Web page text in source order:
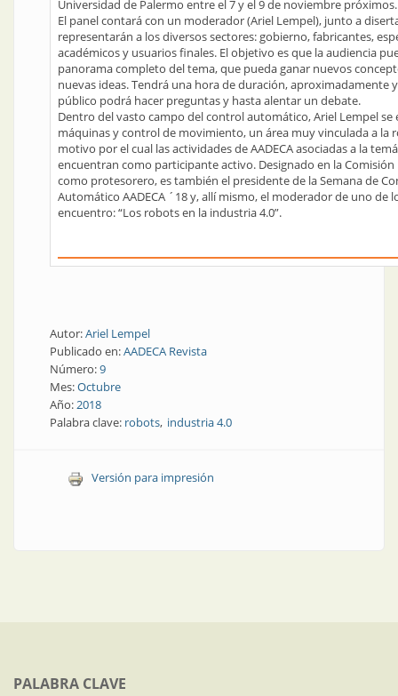
Universidad de Palermo entre el 7 y el 9 de noviembre próximos.
El panel contará con un moderador (Ariel Lempel), junto a
representarán a los diversos sectores: gobierno, fabricantes,
académicos y usuarios finales. El objetivo es que la audiencia
panorama completo del tema, que pueda ganar nuevos
nuevas ideas. Tendrá una hora de duración, aproximadamente
público podrá hacer preguntas y hasta alentar un debate.
Dentro del vasto campo del control automático, Ariel Lempel se
máquinas y control de movimiento, un área muy vinculada a la
motivo por el cual las actividades de AADECA asociadas a la
encuentran como participante activo. Designado en la Comisión
como protesorero, es también el presidente de la Semana de
Automático AADECA ´18 y, allí mismo, el moderador de uno de
encuentro: “Los robots en la industria 4.0”.
Autor:Ariel Lempel
Publicado en:AADECA Revista
Número:9
Mes:Octubre
Año:2018
Palabra clave: robots industria 4.0
Versión para impresión
PALABRA CLAVE